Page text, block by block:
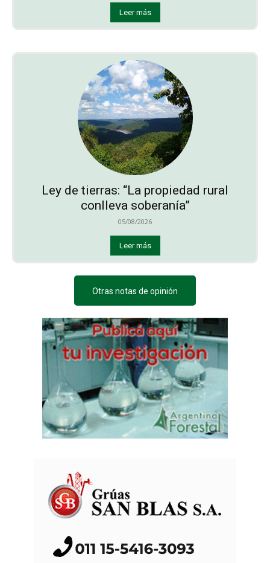
Leer más
Ley de tierras: “La propiedad rural
conlleva soberanía”
05/08/2026
Leer más
Otras notas de opinión